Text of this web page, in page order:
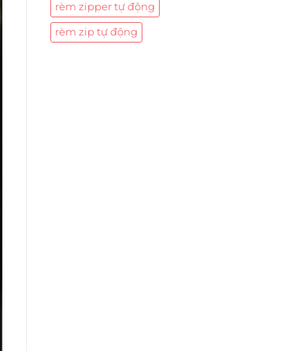
rèm zipper tự động
rèm zip tự động